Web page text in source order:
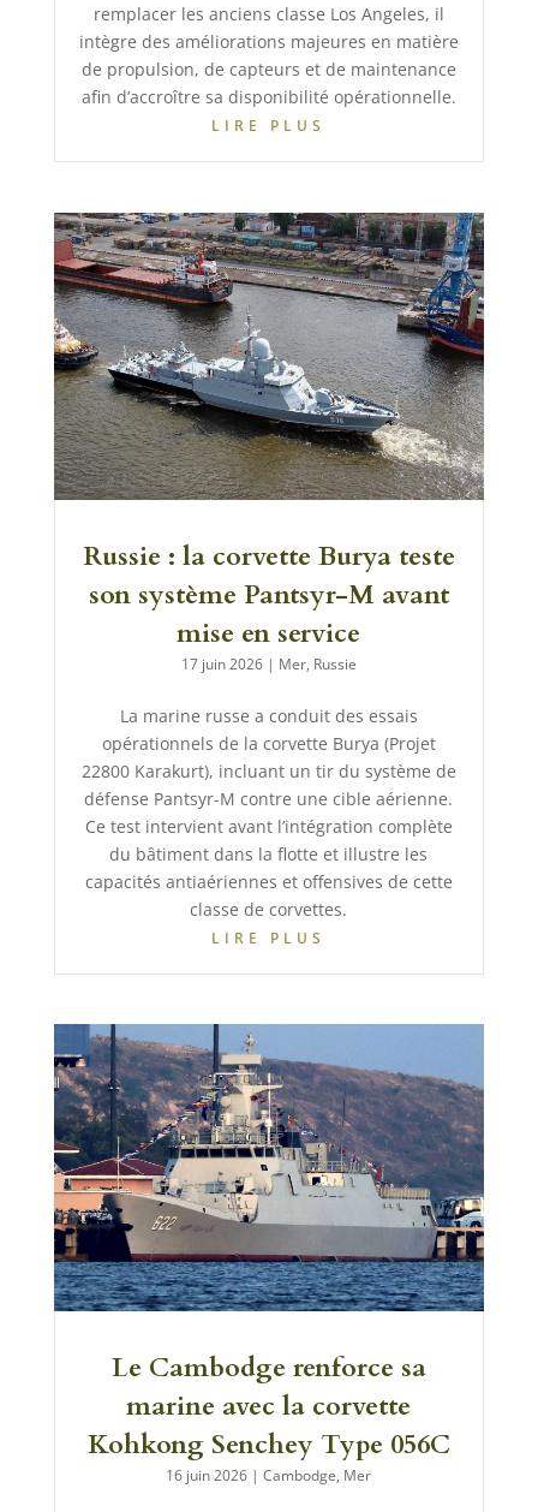
remplacer les anciens classe Los Angeles, il
intègre des améliorations majeures en matière
de propulsion, de capteurs et de maintenance
afin d’accroître sa disponibilité opérationnelle.
LIRE PLUS
Russie : la corvette Burya teste
son système Pantsyr-M avant
mise en service
17 juin 2026| Mer, Russie
La marine russe a conduit des essais
opérationnels de la corvette Burya (Projet
22800 Karakurt), incluant un tir du système de
défense Pantsyr-M contre une cible aérienne.
Ce test intervient avant l’intégration complète
du bâtiment dans la flotte et illustre les
capacités antiaériennes et offensives de cette
classe de corvettes.
LIRE PLUS
Le Cambodge renforce sa
marine avec la corvette
Kohkong Senchey Type 056C
16 juin 2026 |Cambodge, Mer